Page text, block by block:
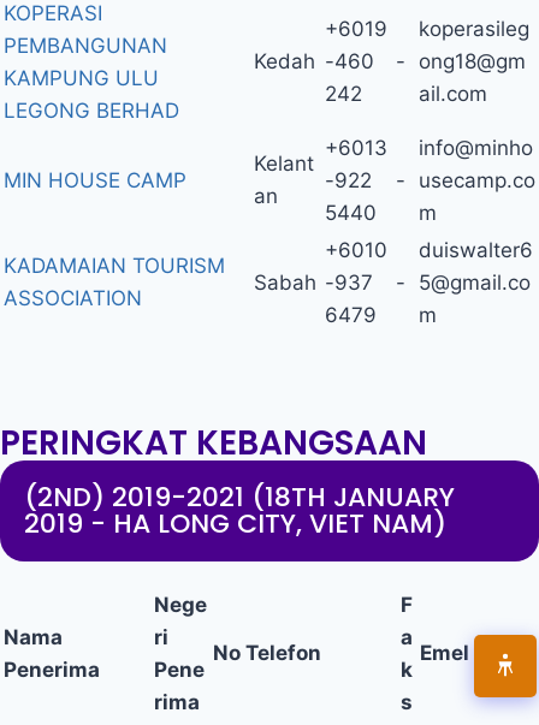
KOPERASI
PEMBANGUNAN
KAMPUNG ULU
LEGONG BERHAD
Kedah
+6019
-460
242
-
koperasileg
ong18@gm
ail.com
MIN HOUSE CAMP
Kelant
an
+6013
-922
5440
-
info@minho
usecamp.co
m
KADAMAIAN TOURISM
ASSOCIATION
Sabah
+6010
-937
6479
-
duiswalter6
5@gmail.co
m
PERINGKAT KEBANGSAAN
(2ND) 2019-2021 (18TH JANUARY
2019 - HA LONG CITY, VIET NAM)
Nama
Penerima
Nege
ri
Pene
rima
No Telefon
F
a
k
s
Emel